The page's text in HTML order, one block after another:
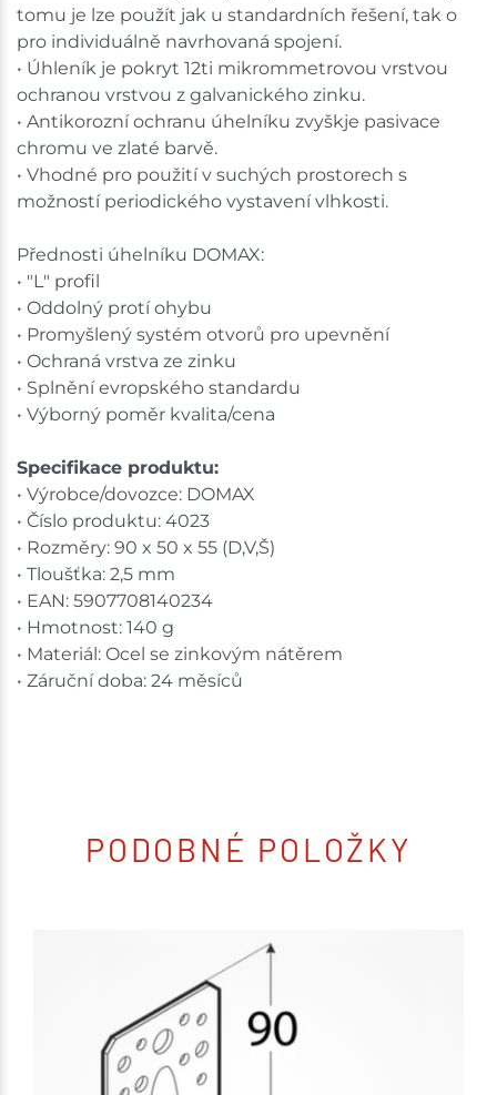
tomu je lze použít jak u standardních řešení, tak o
pro individuálně navrhovaná spojení.
• Úhleník je pokryt 12ti mikrommetrovou vrstvou
ochranou vrstvou z galvanického zinku.
• Antikorozní ochranu úhelníku zvyškje pasivace
chromu ve zlaté barvě.
• Vhodné pro použití v suchých prostorech s
možností periodického vystavení vlhkosti.
Přednosti úhelníku DOMAX:
• "L" profil
• Oddolný protí ohybu
• Promyšlený systém otvorů pro upevnění
• Ochraná vrstva ze zinku
• Splnění evropského standardu
• Výborný poměr kvalita/cena
Specifikace produktu:
• Výrobce/dovozce: DOMAX
• Číslo produktu: 4023
• Rozměry: 90 x 50 x 55 (D,V,Š)
• Tloušťka: 2,5 mm
• EAN: 5907708140234
• Hmotnost: 140 g
• Materiál: Ocel se zinkovým nátěrem
• Záruční doba: 24 měsíců
PODOBNÉ POLOŽKY